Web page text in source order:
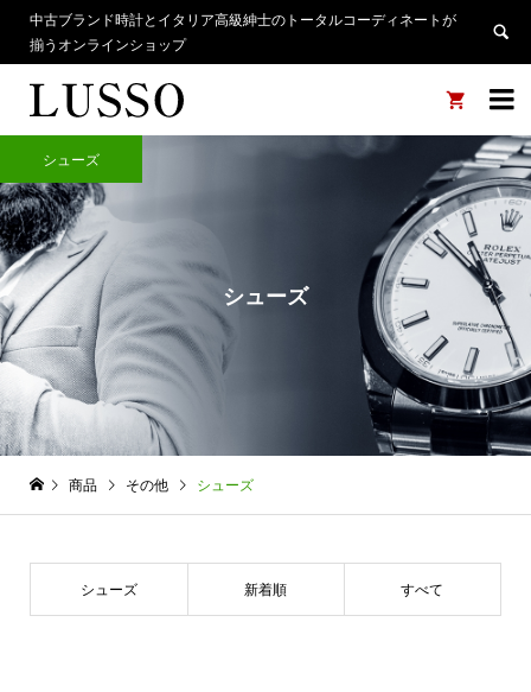
中古ブランド時計とイタリア高級紳士のトータルコーディネートが
揃うオンラインショップ


シューズ
シューズ
商品 その他 シューズ
シューズ 新着順 すべて